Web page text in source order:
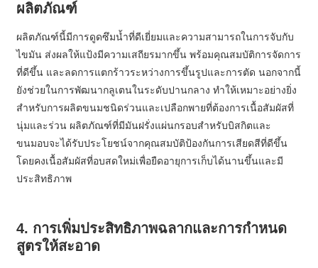
ผลิตภัณฑ์
ผลิตภัณฑ์นี้มีการดูดซึมน้ำที่ดีเยี่ยมและความสามารถในการจับกับ
ไขมัน ส่งผลให้แป้งมีความเสถียรมากขึ้น พร้อมคุณสมบัติการจัดการ
ที่ดีขึ้น และลดการแตกร้าวระหว่างการขึ้นรูปและการตัด นอกจากนี้
ยังช่วยในการพัฒนากลูเตนในระดับปานกลาง ทำให้เหมาะอย่างยิ่ง
สำหรับการผลิตขนมชนิดร่วนและเปลือกพายที่ต้องการเนื้อสัมผัสที่
นุ่มและร่วน ผลิตภัณฑ์ที่มีมันฝรั่งแผ่นกรอบสำหรับบิสกิตและ
ขนมอบจะได้รับประโยชน์จากคุณสมบัติป้องกันการเสียดสีที่ดีขึ้น
โดยคงเนื้อสัมผัสที่อบสดใหม่เพื่อยืดอายุการเก็บได้นานขึ้นและมี
ประสิทธิภาพ
4. การเพิ่มประสิทธิภาพฉลากและการกำหนด
สูตรให้สะอาด